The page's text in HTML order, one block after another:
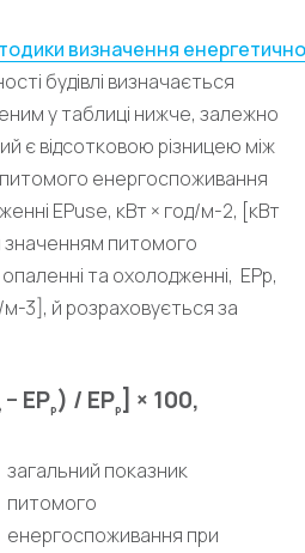
визначення
будівлі визначається
у таблиці нижче, залежно
є відсотковою різницею між
енергоспоживання
EРuse, кВт × год/м-2, [кВт
питомого
та охолодженні, EРр,
3], й розраховується за
− EPp) / EPp] × 100,
загальний показник
питомого
енергоспоживання при